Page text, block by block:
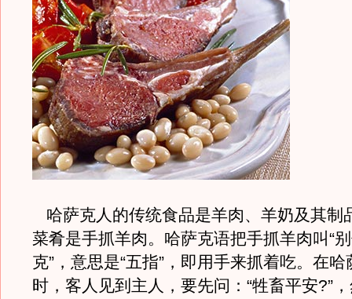
哈萨克人的传统食品是羊肉、羊奶及其制
菜肴是手抓羊肉。哈萨克语把手抓羊肉叫“
克”，意思是“五指”，即用手来抓着吃。在
时，客人见到主人，要先问：“牲畜平安?”